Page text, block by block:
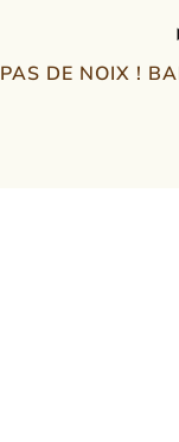
PAS DE NOIX !